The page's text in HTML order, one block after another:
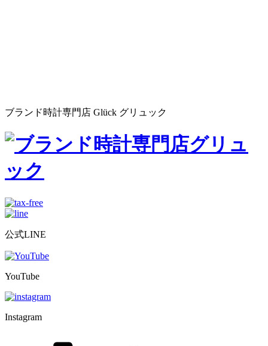
ブランド時計専門店 Glück グリュック
公式LINE
YouTube
Instagram